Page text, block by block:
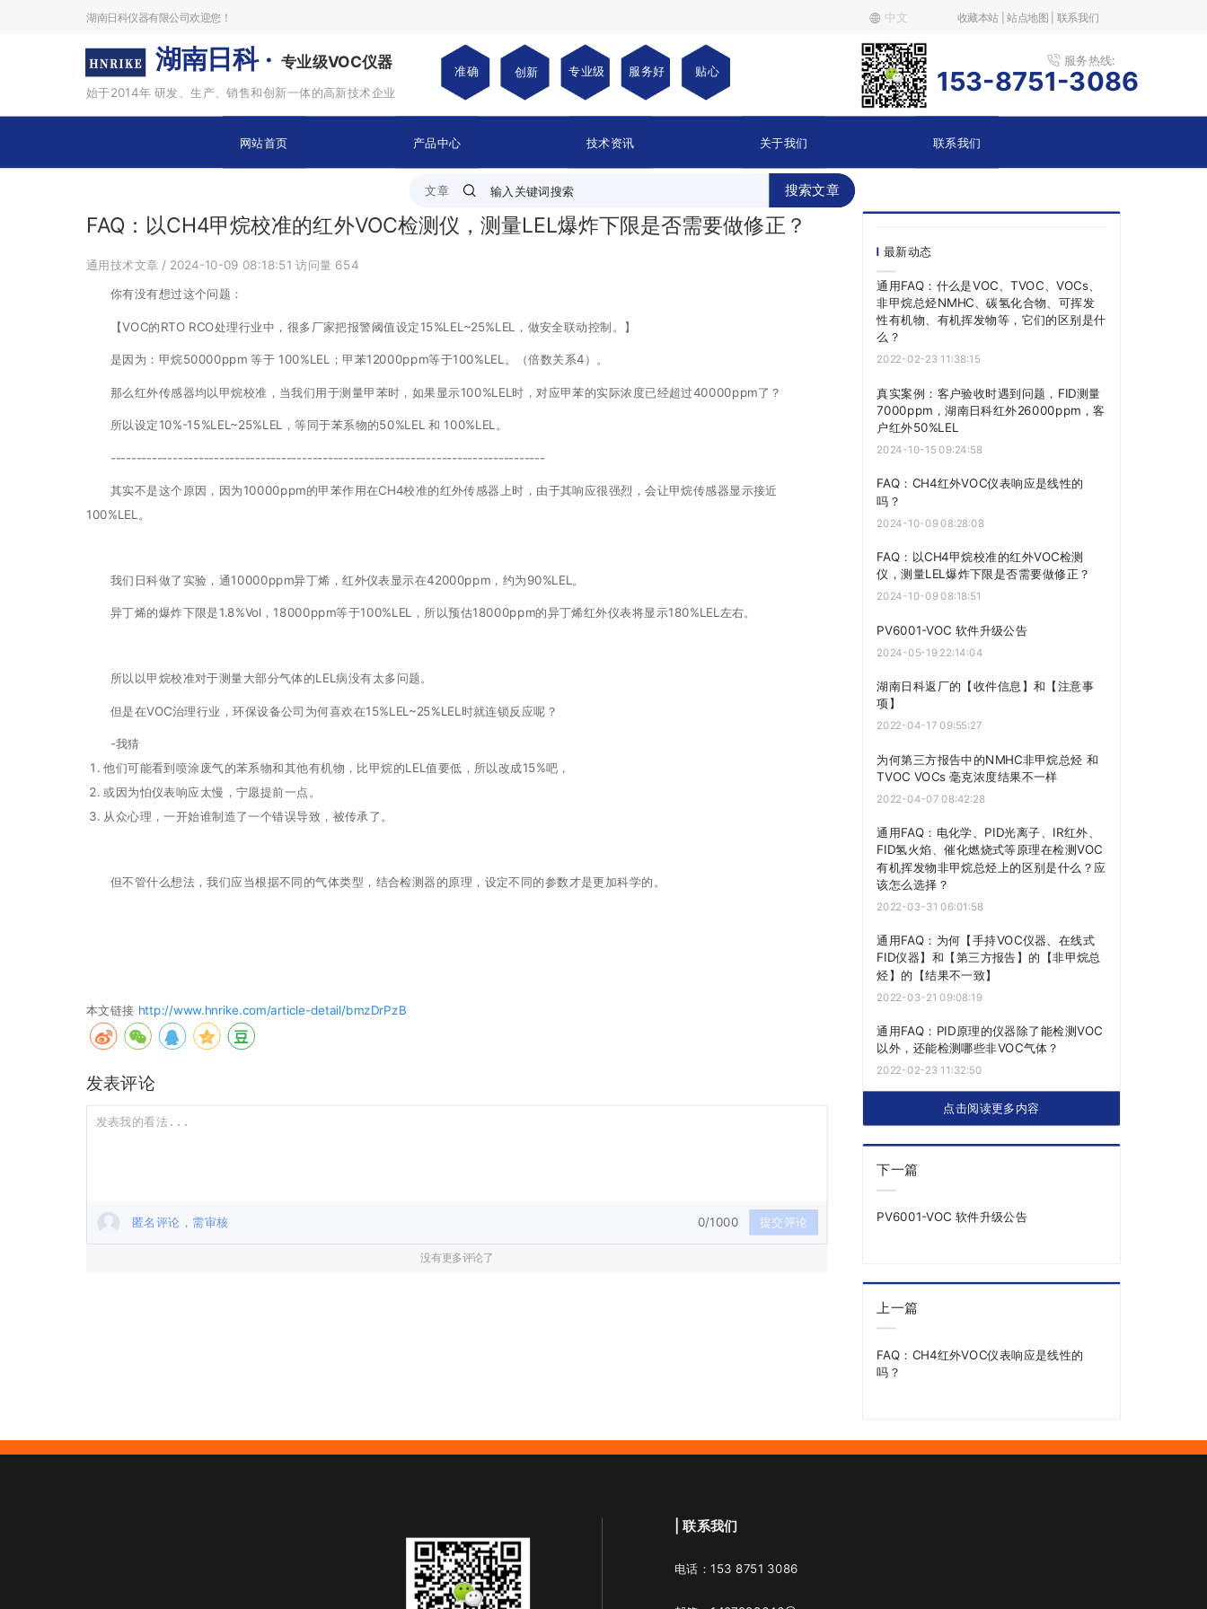
湖南日科仪器有限公司欢迎您！ 收藏本站 | 站点地图 | 联系我们
湖南日科 · 专业级VOC仪器
始于2014年 研发、生产、销售和创新一体的高新技术企业
准确 贴心
专业级 服务好
创新
服务热线:
153-8751-3086
网站首页 产品中心 技术资讯 关于我们 联系我们
中文
文章 搜索文章
FAQ：以CH4甲烷校准的红外VOC检测仪，测量LEL爆炸下限是否需要做修正？
通用技术文章 / 2024-10-09 08:18:51访问量 654
你有没有想过这个问题：
【VOC的RTO RCO处理行业中，很多厂家把报警阈值设定15%LEL~25%LEL，做安全联动控制。】
是因为：甲烷50000ppm 等于 100%LEL；甲苯12000ppm等于100%LEL。（倍数关系4）。
那么红外传感器均以甲烷校准，当我们用于测量甲苯时，如果显示100%LEL时，对应甲苯的实际浓度已经超过40000ppm了？
所以设定10%-15%LEL~25%LEL，等同于苯系物的50%LEL 和 100%LEL。
------------------------------------------------------------------------------------
其实不是这个原因，因为10000ppm的甲苯作用在CH4校准的红外传感器上时，由于其响应很强烈，会让甲烷传感器显示接近
100%LEL。
我们日科做了实验，通10000ppm异丁烯，红外仪表显示在42000ppm，约为90%LEL。
异丁烯的爆炸下限是1.8%Vol，18000ppm等于100%LEL，所以预估18000ppm的异丁烯红外仪表将显示180%LEL左右。
所以以甲烷校准对于测量大部分气体的LEL病没有太多问题。
但是在VOC治理行业，环保设备公司为何喜欢在15%LEL~25%LEL时就连锁反应呢？
-我猜
他们可能看到喷涂废气的苯系物和其他有机物，比甲烷的LEL值要低，所以改成15%吧，
或因为怕仪表响应太慢，宁愿提前一点。
从众心理，一开始谁制造了一个错误导致，被传承了。
但不管什么想法，我们应当根据不同的气体类型，结合检测器的原理，设定不同的参数才是更加科学的。
本文链接 http://www.hnrike.com/article-detail/bmzDrPzB
发表评论
匿名评论，需审核 0/1000 提交评论
没有更多评论了
最新动态
通用FAQ：什么是VOC、TVOC、VOCs、
非甲烷总烃NMHC、碳氢化合物、可挥发
性有机物、有机挥发物等，它们的区别是什
么？
2022-02-23 11:38:15
真实案例：客户验收时遇到问题，FID测量
7000ppm，湖南日科红外26000ppm，客
户红外50%LEL
2024-10-15 09:24:58
FAQ：CH4红外VOC仪表响应是线性的
吗？
2024-10-09 08:28:08
FAQ：以CH4甲烷校准的红外VOC检测
仪，测量LEL爆炸下限是否需要做修正？
2024-10-09 08:18:51
PV6001-VOC 软件升级公告
2024-05-19 22:14:04
湖南日科返厂的【收件信息】和【注意事
项】
2022-04-17 09:55:27
为何第三方报告中的NMHC非甲烷总烃 和
TVOC VOCs 毫克浓度结果不一样
2022-04-07 08:42:28
通用FAQ：电化学、PID光离子、IR红外、
FID氢火焰、催化燃烧式等原理在检测VOC
有机挥发物非甲烷总烃上的区别是什么？应
该怎么选择？
2022-03-31 06:01:58
通用FAQ：为何【手持VOC仪器、在线式
FID仪器】和【第三方报告】的【非甲烷总
烃】的【结果不一致】
2022-03-21 09:08:19
通用FAQ：PID原理的仪器除了能检测VOC
以外，还能检测哪些非VOC气体？
2022-02-23 11:32:50
点击阅读更多内容
下一篇
PV6001-VOC 软件升级公告
上一篇
FAQ：CH4红外VOC仪表响应是线性的
吗？
| 联系我们
电话：153 8751 3086